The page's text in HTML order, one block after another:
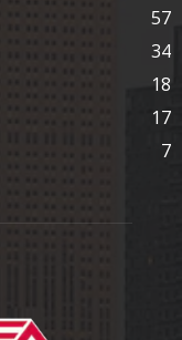
57
34
18
17
7